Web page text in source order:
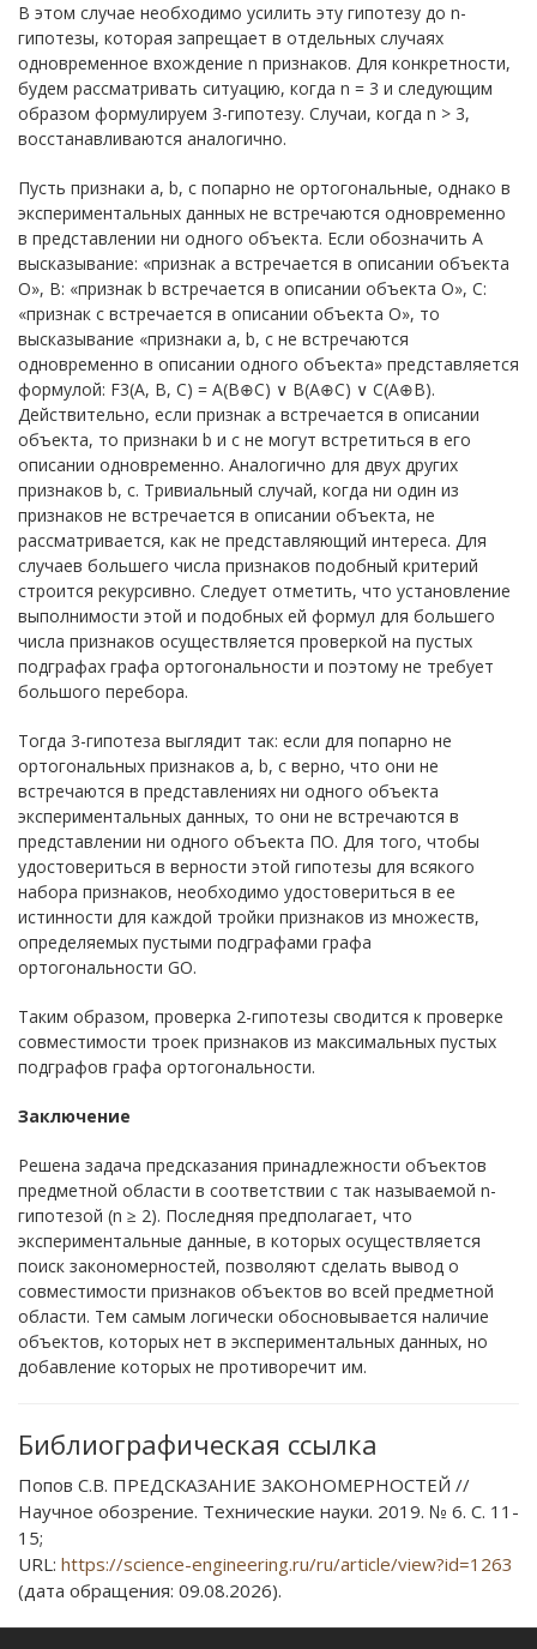
В этом случае необходимо усилить эту гипотезу до n-
гипотезы, которая запрещает в отдельных случаях
одновременное вхождение n признаков. Для конкретности,
будем рассматривать ситуацию, когда n = 3 и следующим
образом формулируем 3-гипотезу. Случаи, когда n > 3,
восстанавливаются аналогично.
Пусть признаки a, b, c попарно не ортогональные, однако в
экспериментальных данных не встречаются одновременно
в представлении ни одного объекта. Если обозначить A
высказывание: «признак a встречается в описании объекта
O», B: «признак b встречается в описании объекта O», C:
«признак c встречается в описании объекта O», то
высказывание «признаки a, b, c не встречаются
одновременно в описании одного объекта» представляется
формулой: F3(A, B, C) = A(B⊕C) ∨ B(A⊕C) ∨ C(A⊕B).
Действительно, если признак a встречается в описании
объекта, то признаки b и c не могут встретиться в его
описании одновременно. Аналогично для двух других
признаков b, c. Тривиальный случай, когда ни один из
признаков не встречается в описании объекта, не
рассматривается, как не представляющий интереса. Для
случаев большего числа признаков подобный критерий
строится рекурсивно. Следует отметить, что установление
выполнимости этой и подобных ей формул для большего
числа признаков осуществляется проверкой на пустых
подграфах графа ортогональности и поэтому не требует
большого перебора.
Тогда 3-гипотеза выглядит так: если для попарно не
ортогональных признаков a, b, c верно, что они не
встречаются в представлениях ни одного объекта
экспериментальных данных, то они не встречаются в
представлении ни одного объекта ПО. Для того, чтобы
удостовериться в верности этой гипотезы для всякого
набора признаков, необходимо удостовериться в ее
истинности для каждой тройки признаков из множеств,
определяемых пустыми подграфами графа
ортогональности GO.
Таким образом, проверка 2-гипотезы сводится к проверке
совместимости троек признаков из максимальных пустых
подграфов графа ортогональности.
Заключение
Решена задача предсказания принадлежности объектов
предметной области в соответствии с так называемой n-
гипотезой (n ≥ 2). Последняя предполагает, что
экспериментальные данные, в которых осуществляется
поиск закономерностей, позволяют сделать вывод о
совместимости признаков объектов во всей предметной
области. Тем самым логически обосновывается наличие
объектов, которых нет в экспериментальных данных, но
добавление которых не противоречит им.
Библиографическая ссылка
Попов С.В. ПРЕДСКАЗАНИЕ ЗАКОНОМЕРНОСТЕЙ //
Научное обозрение. Технические науки. 2019. № 6. С. 11-
15;
URL: https://science-engineering.ru/ru/article/view?id=1263
(дата обращения: 09.08.2026).